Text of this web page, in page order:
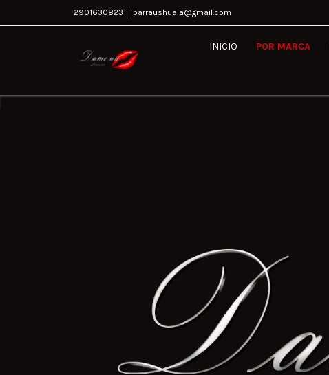
2901630823 barraushuaia@gmail.com
INICIO POR MARCA